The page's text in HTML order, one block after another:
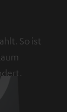
So ist